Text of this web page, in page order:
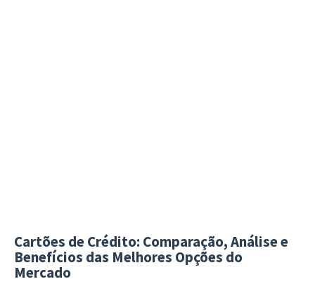
Cartões de Crédito: Comparação, Análise e
Benefícios das Melhores Opções do
Mercado